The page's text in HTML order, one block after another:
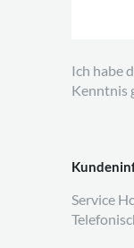
Service
Ich habe
Kenntnis